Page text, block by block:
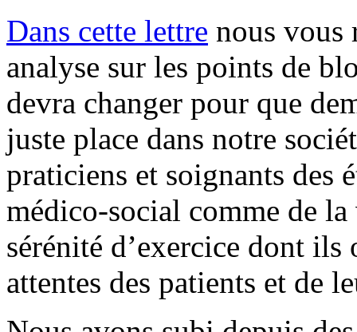
Dans cette lettre nous vous
analyse sur les points de
devra changer pour que
juste place dans notre
praticiens et soignants des
médico-social comme de
sérénité d’exercice dont
attentes des patients et de